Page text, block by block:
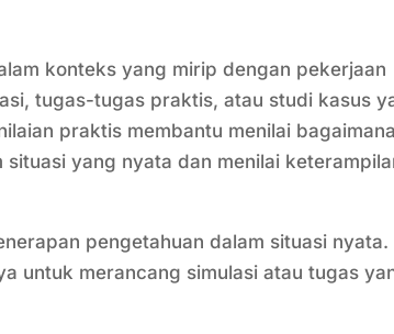
konteks yang mirip dengan pekerjaan
tugas-tugas praktis, atau studi kasus
praktis membantu menilai
yang nyata dan menilai
pengetahuan dalam situasi nyata.
untuk merancang simulasi atau tugas